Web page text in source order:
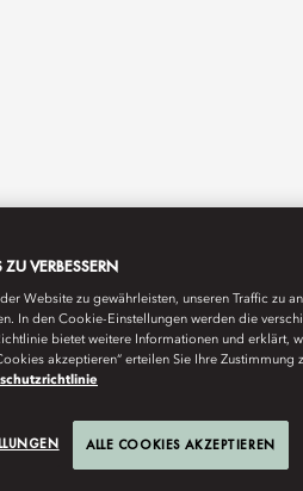
ZU VERBESSERN
Website zu gewährleisten, unseren Traffic zu
In den Cookie-Einstellungen werden die
bietet weitere Informationen und erklärt,
akzeptieren“ erteilen Sie Ihre Zustimmung
ALLE COOKIES AKZEPTIEREN